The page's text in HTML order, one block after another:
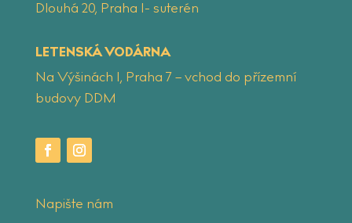
Dlouhá 20, Praha 1- suterén
LETENSKÁ VODÁRNA
Na Výšinách 1, Praha 7 – vchod do přízemní
budovy DDM
Napište nám